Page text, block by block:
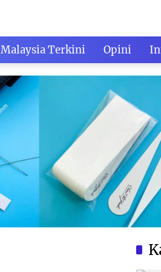
Malaysia Terkini Opini